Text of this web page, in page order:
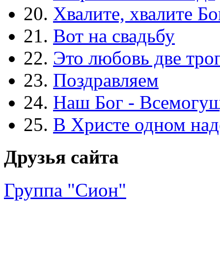
20. Хвалите, хвалите
21. Вот на свадьбу
22. Это любовь две
23. Поздравляем
24. Наш Бог -
25. В Христе одном
Друзья сайта
Группа "Сион"